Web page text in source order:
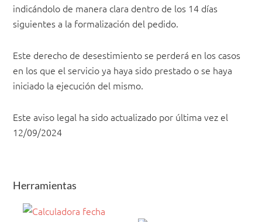
indicándolo de manera clara dentro de los 14 días
siguientes a la formalización del pedido.
Este derecho de desestimiento se perderá en los casos
en los que el servicio ya haya sido prestado o se haya
iniciado la ejecución del mismo.
Este aviso legal ha sido actualizado por última vez el
12/09/2024
Herramientas